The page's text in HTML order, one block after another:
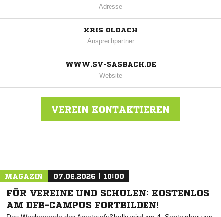
Adresse
KRIS OLDACH
Ansprechpartner
WWW.SV-SASBACH.DE
Website
VEREIN KONTAKTIEREN
MAGAZIN 07.08.2026 | 10:00
FÜR VEREINE UND SCHULEN: KOSTENLOS
AM DFB-CAMPUS FORTBILDEN!